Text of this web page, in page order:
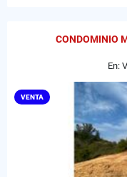
CONDOMINIO
En:
VENTA